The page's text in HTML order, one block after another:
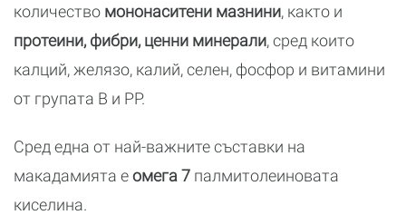
количество мононаситени мазнини, както и
протеини, фибри, ценни минерали, сред които
калций, желязо, калий, селен, фосфор и витамини
от групата В и РР.
Сред една от най-важните съставки на
макадамията еомега 7 палмитолеиновата
киселина.